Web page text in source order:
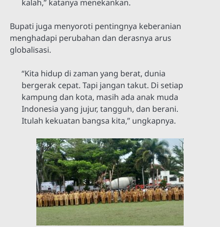
kalah,” katanya menekankan.
Bupati juga menyoroti pentingnya keberanian
menghadapi perubahan dan derasnya arus
globalisasi.
“Kita hidup di zaman yang berat, dunia
bergerak cepat. Tapi jangan takut. Di setiap
kampung dan kota, masih ada anak muda
Indonesia yang jujur, tangguh, dan berani.
Itulah kekuatan bangsa kita,” ungkapnya.